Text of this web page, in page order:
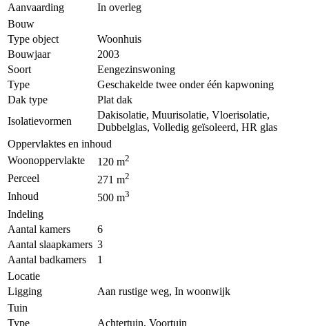
Aanvaarding
In overleg
Bouw
Type object
Woonhuis
Bouwjaar
2003
Soort
Eengezinswoning
Type
Geschakelde twee onder één kapwoning
Dak type
Plat dak
Isolatievormen
Dakisolatie, Muurisolatie, Vloerisolatie,
Dubbelglas, Volledig geïsoleerd, HR glas
Oppervlaktes en inhoud
Woonoppervlakte
120 m2
Perceel 271 m2
Inhoud 500 m3
Indeling
Aantal kamers
6
Aantal slaapkamers 3
Aantal badkamers
1
Locatie
Ligging
Aan rustige weg, In woonwijk
Tuin
Type
Achtertuin, Voortuin